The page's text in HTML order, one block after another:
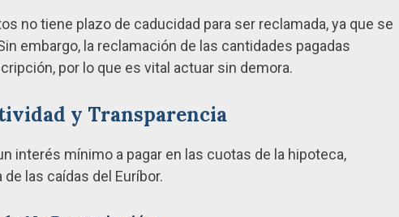
no tiene plazo de caducidad para ser reclamada, ya que se
embargo, la reclamación de las cantidades pagadas
por lo que es vital actuar sin demora.
y Transparencia
interés mínimo a pagar en las cuotas de la hipoteca,
las caídas del Euríbor.